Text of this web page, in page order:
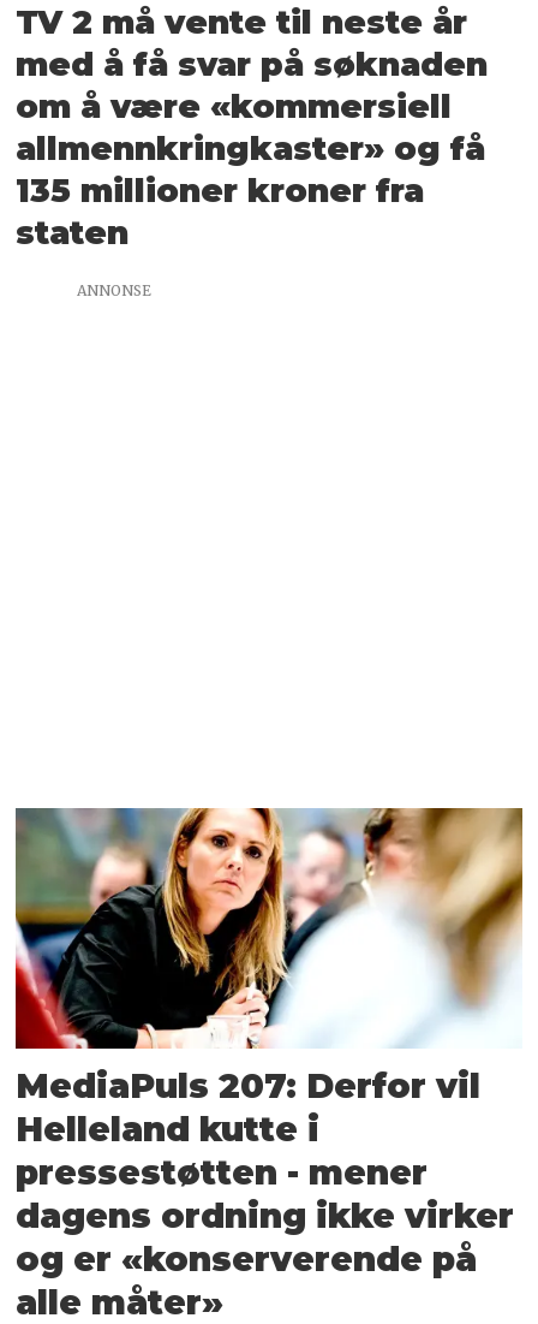
TV 2 må vente til neste år
med å få svar på søknaden
om å være «kommersiell
allmennkringkaster» og få
135 millioner kroner fra
staten
ANNONSE
MediaPuls 207: Derfor vil
Helleland kutte i
pressestøtten - mener
dagens ordning ikke virker
og er «konserverende på
alle måter»